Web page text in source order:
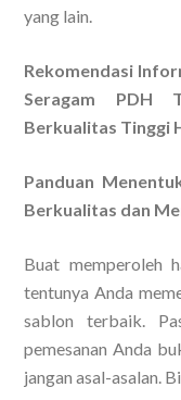
yang lain.
Rekomendasi
Seragam PDH
Berkualitas Tinggi
Panduan
Berkualitas dan
Buat memperoleh
tentunya Anda
sablon terbaik.
pemesanan Anda
jangan asal-asalan.